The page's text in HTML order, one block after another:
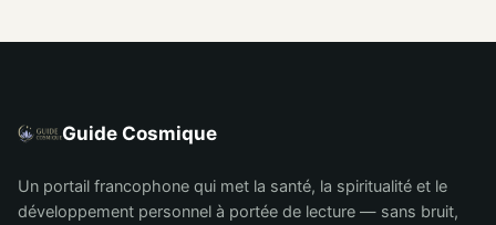
comprendre vos
éveil de la
Guide Cosmique
Un portail francophone qui met la santé, la spiritualité et le
développement personnel à portée de lecture — sans bruit,